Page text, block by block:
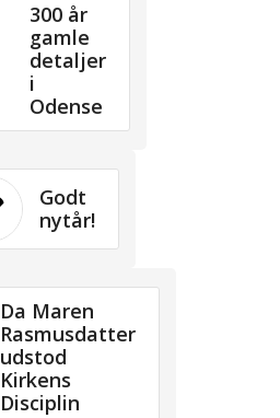
300 år
gamle
detaljer
i
Odense
Godt
nytår!
Da Maren
Rasmusdatter
udstod
Kirkens
Disciplin